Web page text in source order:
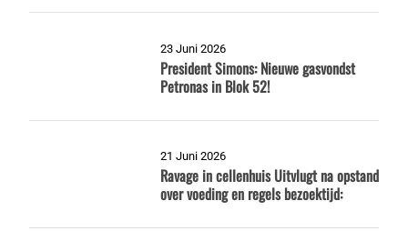
23 Juni 2026
President Simons: Nieuwe gasvondst
Petronas in Blok 52!
21 Juni 2026
Ravage in cellenhuis Uitvlugt na opstand
over voeding en regels bezoektijd: